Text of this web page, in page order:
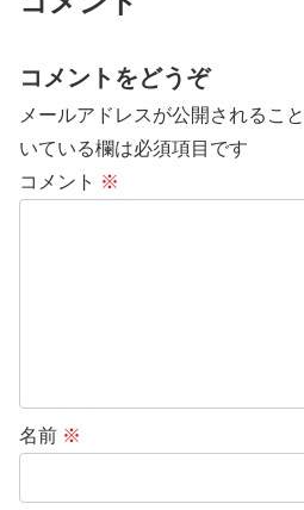
コメントをどうぞ
メールアドレスが公開されるこ
いている欄は必須項目です
コメント ※
名前 ※